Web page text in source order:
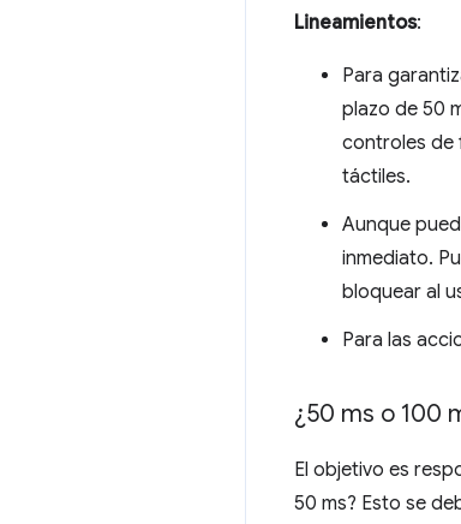
Lineamientos:
Para
plazo de 50
controles de
táctiles.
Aunque
inmediato.
bloquear al
Para las
¿50 ms o 100
El objetivo es
50 ms? Esto se